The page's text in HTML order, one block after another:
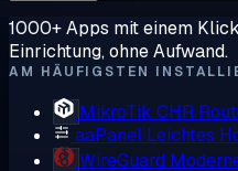
1000+ Apps mit einem
Einrichtung, ohne Aufwand.
AM HÄUFIGSTEN
MikroTik CHR
aaPanel Leichtes
WireGuard